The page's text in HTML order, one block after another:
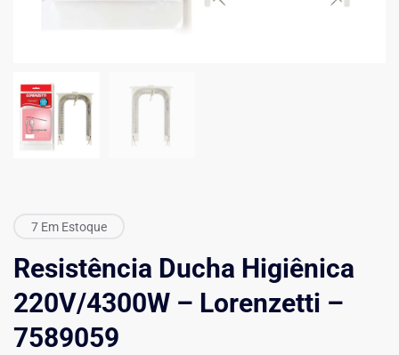
7 Em Estoque
Resistência Ducha Higiênica
220V/4300W – Lorenzetti –
7589059